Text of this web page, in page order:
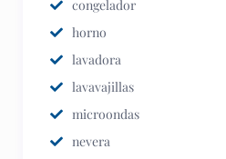
congelador
horno
lavadora
lavavajillas
microondas
nevera